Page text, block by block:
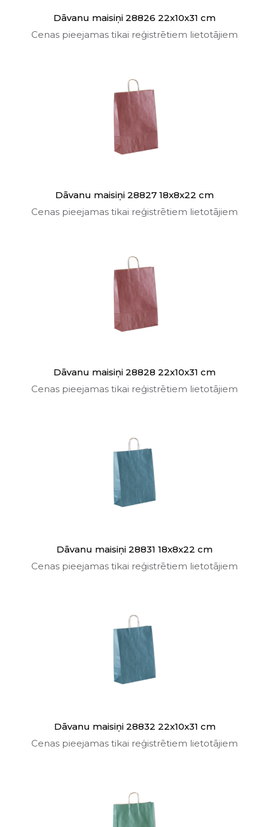
Dāvanu maisiņi 28826 22x10x31 cm
Cenas pieejamas tikai reģistrētiem lietotājiem
Dāvanu maisiņi 28827 18x8x22 cm
Cenas pieejamas tikai reģistrētiem lietotājiem
Dāvanu maisiņi 28828 22x10x31 cm
Cenas pieejamas tikai reģistrētiem lietotājiem
Dāvanu maisiņi 28831 18x8x22 cm
Cenas pieejamas tikai reģistrētiem lietotājiem
Dāvanu maisiņi 28832 22x10x31 cm
Cenas pieejamas tikai reģistrētiem lietotājiem